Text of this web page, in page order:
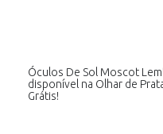
Óculos De Sol Moscot
disponível na Olhar de
Grátis!